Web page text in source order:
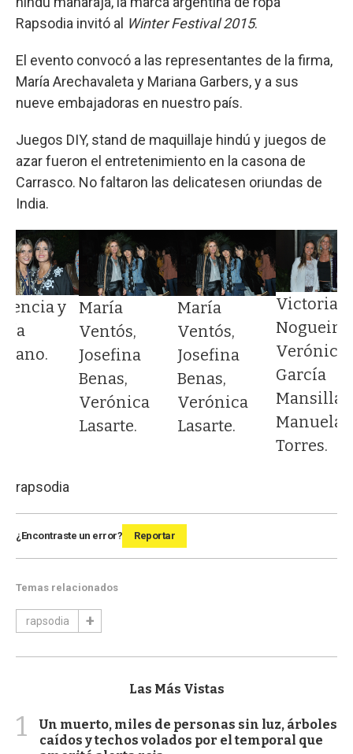
Rapsodia invitó al Winter Festival 2015.
El evento convocó a las representantes de la firma,
María Arechavaleta y Mariana Garbers, y a sus
nueve embajadoras en nuestro país.
Juegos DIY, stand de maquillaje hindú y juegos de
azar fueron el entretenimiento en la casona de
Carrasco. No faltaron las delicatesen oriundas de
India.
y
María
Ventós,
Josefina
Benas,
Verónica
Lasarte.
María
Ventós,
Josefina
Benas,
Verónica
Lasarte.
Victoria
Nogueira,
Verónica
García
Mansilla,
Manuela
Torres.
rapsodia
¿Encontraste un error? Reportar
Temas relacionados
rapsodia
Las Más Vistas
1
Un muerto, miles de personas sin luz, árboles
caídos y techos volados por el temporal que